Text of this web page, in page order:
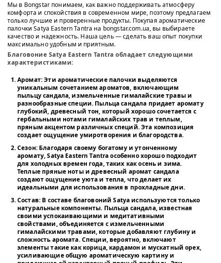
Мы в Bongstar понимаем, как важно поддерживать атмосферу
комфорта и спокойствия в современном мире, поэтому предлагаем
только лучшие и проверенные продукты. Покупая ароматические
палочки Satya Eastern Tantra на bongstar.com.ua, вы выбираете
качество и надежность. Наша цель — сделать ваш опыт покупки
максимально удобным и приятным.
Благовоние Satya Eastern Tantra обладает следующими
характеристиками:
Аромат: Эти ароматические палочки выделяются
уникальным сочетанием ароматов, включающим
пыльцу сандала, измельченные гималайские травы и
разнообразные специи. Пыльца сандала придает аромату
глубокий, древесный тон, который хорошо сочетается с
гербальными нотами гималайских трав и теплым,
пряным акцентом различных специй. Эта композиция
создает ощущение умиротворения и благородства.
Сезон: Благодаря своему богатому и утонченному
аромату, Satya Eastern Tantra особенно хорошо подходит
для холодных времен года, таких как осень и зима.
Теплые пряные ноты и древесный аромат сандала
создают ощущение уюта и тепла, что делает их
идеальными для использования в прохладные дни.
Состав: В составе благовоний Satya используются только
натуральные компоненты. Пыльца сандала, известная
своими успокаивающими и медитативными
свойствами, объединяется с измельченными
гималайскими травами, которые добавляют глубину и
сложность аромата. Специи, вероятно, включают
элементы такие как корица, кардамон и мускатный орех,
усиливающие общую ароматическую картину и